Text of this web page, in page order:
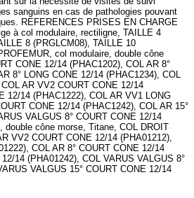
sanguins en cas de pathologies pouvant
REFERENCES PRISES EN CHARGE
à col modulaire, rectiligne, TAILLE 4
8 (PRGLCM08), TAILLE 10
col modulaire, double cône
CONE 12/14 (PHAC1202), COL AR 8°
8° LONG CONE 12/14 (PHAC1234), COL
AR VV2 COURT CONE 12/14
12/14 (PHAC1222), COL AR VV1 LONG
CONE 12/14 (PHAC1242), COL AR 15°
VALGUS 8° COURT CONE 12/14
double cône morse, Titane, COL DROIT
VV2 COURT CONE 12/14 (PHA01212),
COL AR 8° COURT CONE 12/14
14 (PHA01242), COL VARUS VALGUS 8°
VALGUS 15° COURT CONE 12/14